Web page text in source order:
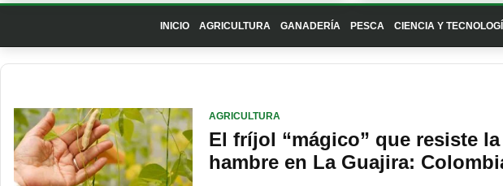
INICIO AGRICULTURA GANADERÍA PESCA CIENCIA Y
AGRICULTURA
El fríjol “mágico” que resiste
hambre en La Guajira: